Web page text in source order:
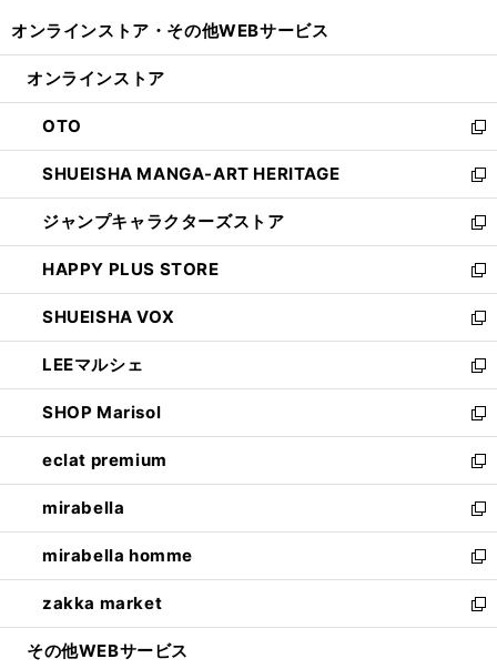
開
ン
ウ
で
開
く
ウ
ン
ド
ウ
で
開
く
オンラインストア・ その他WEBサービス
オンラインストア
OTO
新
し
い
ウ
ィ
ン
ド
ウ
で
開
く
SHUEISHA MANGA-ART HERITAGE
新
し
い
ウ
ィ
ン
ド
ウ
で
開
く
ジャンプキャラクターズストア
新
し
い
ウ
ィ
ン
ド
ウ
で
開
く
HAPPY PLUS STORE
新
し
い
ウ
ィ
ン
ド
ウ
で
開
く
SHUEISHA VOX
新
し
い
ウ
ィ
ン
ド
ウ
で
開
く
LEEマルシェ
新
し
い
ウ
ィ
ン
ド
ウ
で
開
く
SHOP Marisol
新
し
い
ウ
ィ
ン
ド
ウ
で
開
eclat premium
新
し
い
ウ
ィ
ン
ド
ウ
mirabella
新
し
い
ウ
ィ
ン
mirabella homme
新
し
い
ウ
zakka market
新
し
その他WEBサービス